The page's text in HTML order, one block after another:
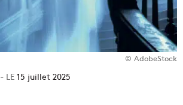
© AdobeStock
Envoyer15 juillet 2025